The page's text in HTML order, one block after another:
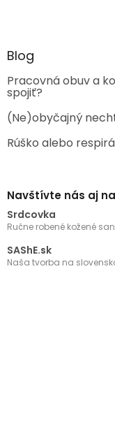
Blog
Pracovná obuv a
spojiť?
(Ne)obyčajný
Rúško alebo
Navštívte nás aj
Srdcovka
Ručne robené kožené
SAShE.sk
Naša tvorba na